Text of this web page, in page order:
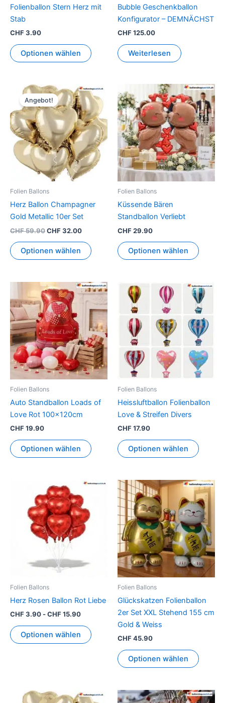
Folienballon Stern Herz mit
Stab
CHF3.90
Optionen wählen
Produktseite
Bubble Geschenkballon
Konfigurator – DEMNÄCHST
CHF125.00
Weiterlesen
Angebot!
Folien Ballons
Herz Ballon Champagner
Gold Metallic 10er Set
CHF59.90
Ursprünglicher
Preis
war:
CHF 59.90
CHF32.00
Aktueller
Preis
ist:
CHF 32.00.
Optionen wählen
Folien Ballons
Küssende Bären
Standballon Verliebt
CHF29.90
Optionen wählen
Folien Ballons
Auto Standballon Loads of
Love Rot 100x120cm
CHF19.90
Optionen wählen
Folien Ballons
Heissluftballon Folienballon
Love & Streifen Divers
CHF17.90
Optionen wählen
Dieses
Produkt
weist
auf.
Die
der
werden
Folien Ballons
Herz Rosen Ballon Rot Liebe
CHF3.90 -CHF15.90
Optionen wählen
Folien Ballons
Glückskatzen Folienballon
2er Set XXL Stehend 155 cm
Gold & Weiss
CHF45.90
Optionen wählen